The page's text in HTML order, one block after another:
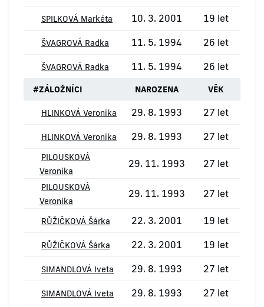
SPILKOVÁ Markéta 10. 3. 2001 19 let
ŠVAGROVÁ Radka 11. 5. 1994 26 let
ŠVAGROVÁ Radka 11. 5. 1994 26 let
#ZÁLOŽNÍCI NAROZENA VĚK
HLINKOVÁ Veronika 29. 8. 1993 27 let
HLINKOVÁ Veronika 29. 8. 1993 27 let
PILOUSKOVÁ
Veronika
29. 11. 1993 27 let
PILOUSKOVÁ
Veronika
29. 11. 1993 27 let
RŮŽIČKOVÁ Šárka 22. 3. 2001 19 let
RŮŽIČKOVÁ Šárka 22. 3. 2001 19 let
SIMANDLOVÁ Iveta 29. 8. 1993 27 let
SIMANDLOVÁ Iveta 29. 8. 1993 27 let